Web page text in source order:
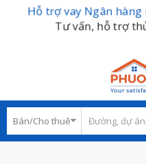
Hỗ trợ vay Ngân
Tư vấn, hỗ trợ